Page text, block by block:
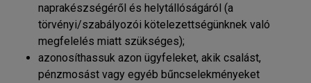
naprakészségéről és helytállóságáról (a
törvényi/szabályozói kötelezettségünknek való
megfelelés miatt szükséges);
azonosíthassuk azon ügyfeleket, akik csalást,
pénzmosást vagy egyéb bűncselekményeket